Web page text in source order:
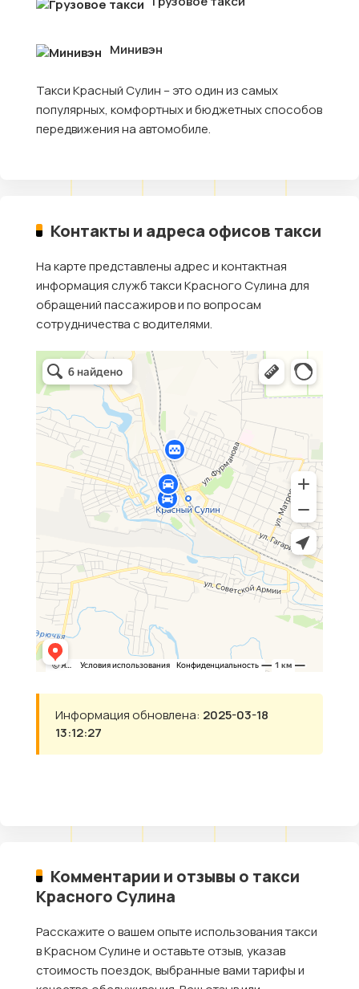
Минивэн
Такси Красный Сулин – это один из самых
популярных, комфортных и бюджетных способов
передвижения на автомобиле.
Контакты и адреса офисов такси
На карте представлены адрес и контактная
информация служб такси Красного Сулина для
обращений пассажиров и по вопросам
сотрудничества с водителями.
Информация обновлена: 2025-03-18
13:12:27
Комментарии и отзывы о такси
Красного Сулина
Расскажите о вашем опыте использования такси
в Красном Сулине и оставьте отзыв, указав
стоимость поездок, выбранные вами тарифы и